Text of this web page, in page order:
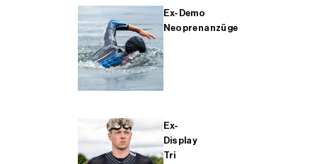
Ex-Demo
Neoprenanzüge
Ex-
Display
Tri